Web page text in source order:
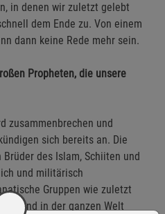
in denen wir zuletzt gelebt
dem Ende zu. Von einem
dann keine Rede mehr sein.
Propheten, die unsere
zusammenbrechen und
sich bereits an. Die
des Islam, Schiiten und
und militärisch
Gruppen wie zuletzt
und in der ganzen Welt